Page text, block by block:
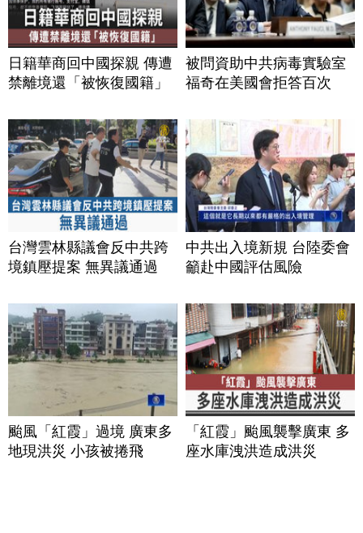
日籍華商回中國探親 傳遭
禁離境還「被恢復國籍」
被問資助中共病毒實驗室
福奇在美國會拒答百次
台灣雲林縣議會反中共跨
境鎮壓提案 無異議通過
中共出入境新規 台陸委會
籲赴中國評估風險
颱風「紅霞」過境 廣東多
地現洪災 小孩被捲飛
「紅霞」颱風襲擊廣東 多
座水庫洩洪造成洪災